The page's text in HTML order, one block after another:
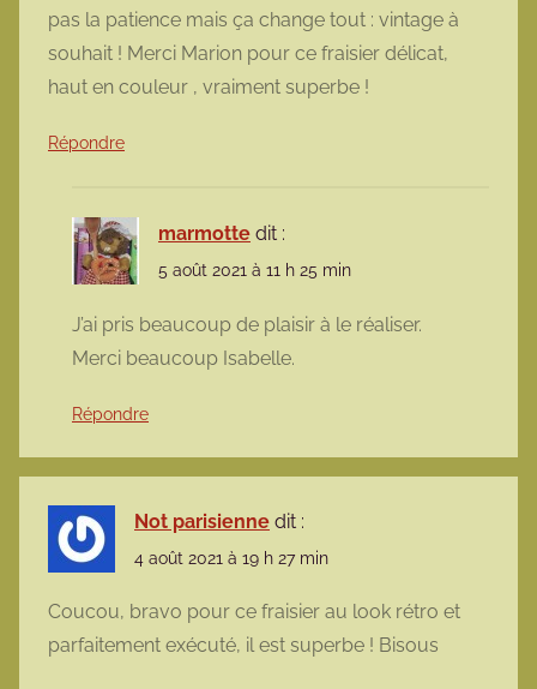
pas la patience mais ça change tout : vintage à
souhait ! Merci Marion pour ce fraisier délicat,
haut en couleur , vraiment superbe !
Répondre
marmotte dit :
5 août 2021 à 11 h 25 min
J’ai pris beaucoup de plaisir à le réaliser.
Merci beaucoup Isabelle.
Répondre
Not parisienne dit :
4 août 2021 à 19 h 27 min
Coucou, bravo pour ce fraisier au look rétro et
parfaitement exécuté, il est superbe ! Bisous